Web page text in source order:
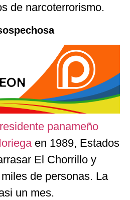
de narcoterrorismo.
panameño
en 1989, Estados
El Chorrillo y
de personas. La
un mes.